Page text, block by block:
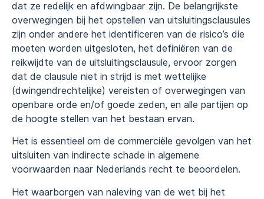
dat ze redelijk en afdwingbaar zijn. De belangrijkste
overwegingen bij het opstellen van uitsluitingsclausules
zijn onder andere het identificeren van de risico’s die
moeten worden uitgesloten, het definiëren van de
reikwijdte van de uitsluitingsclausule, ervoor zorgen
dat de clausule niet in strijd is met wettelijke
(dwingendrechtelijke) vereisten of overwegingen van
openbare orde en/of goede zeden, en alle partijen op
de hoogte stellen van het bestaan ervan.
Het is essentieel om de commerciële gevolgen van het
uitsluiten van indirecte schade in algemene
voorwaarden naar Nederlands recht te beoordelen.
Het waarborgen van naleving van de wet bij het